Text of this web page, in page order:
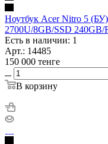
Ноутбук Acer Nitro 5
2700U/8GB/SSD 240GB/
Есть в наличии: 1
Арт.: 14485
150 000 тенге
В корзину